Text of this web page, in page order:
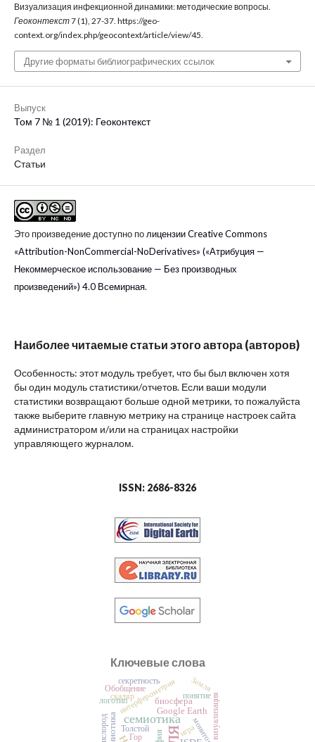
Визуализация инфекционной динамики: методические вопросы.
Геоконтекст7 (1), 27-37. https://geo-
context.org/index.php/geocontext/article/view/45.
Другие форматы библиографических ссылок
Выпуск
Том 7 № 1 (2019): Геоконтекст
Раздел
Статьи
Это произведение доступно по лицензии Creative Commons
«Attribution-NonCommercial-NoDerivatives» («Атрибуция —
Некоммерческое использование — Без производных
произведений») 4.0 Всемирная.
Наиболее читаемые статьи этого автора (авторов)
Особенность: этот модуль требует, что бы был включен хотя
бы один модуль статистики/отчетов. Если ваши модули
статистики возвращают больше одной метрики, то пожалуйста
также выберите главную метрику на странице настроек сайта
администратором и/или на страницах настройки
управляющего журналом.
ISSN: 2686-8326
Ключевые слова
семиотика
Google Earth
биосфера
интерферометрия
Гор
Толстой
логотип визуализация
скаляр понятие
Обобщение
игра
Земля
кислород
секретность